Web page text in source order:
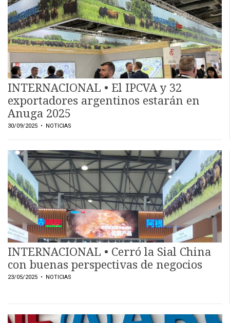
INTERNACIONAL • El IPCVA y 32
exportadores argentinos estarán en
Anuga 2025
30/09/2025 • NOTICIAS
INTERNACIONAL • Cerró la Sial China
con buenas perspectivas de negocios
23/05/2025 • NOTICIAS